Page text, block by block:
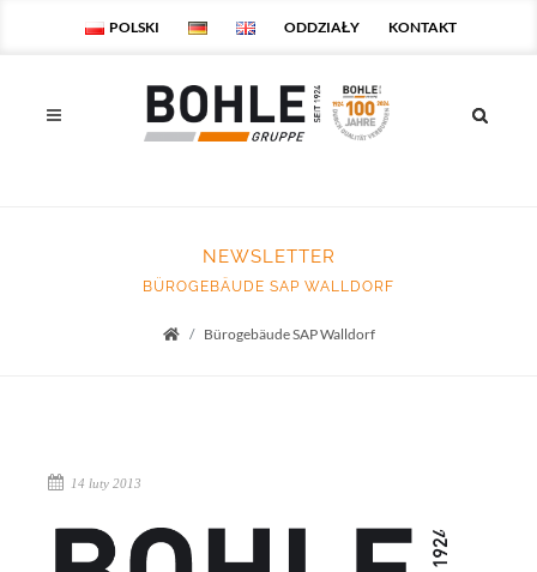
POLSKI ODDZIAŁY KONTAKT
NEWSLETTER
BÜROGEBÄUDE SAP WALLDORF
Startseite
Bürogebäude SAP Walldorf
14 luty 2013